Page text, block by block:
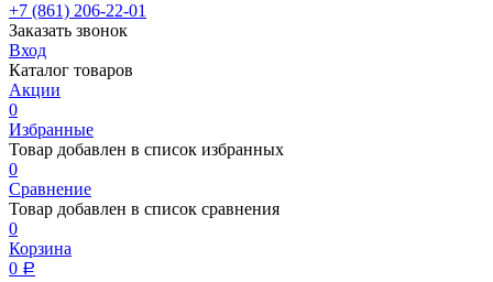
+7 (861) 206-22-01
Заказать звонок
Вход
Каталог товаров
Акции
0
Избранные
Товар добавлен в список избранных
0
Сравнение
Товар добавлен в список сравнения
0
Корзина
0 Р